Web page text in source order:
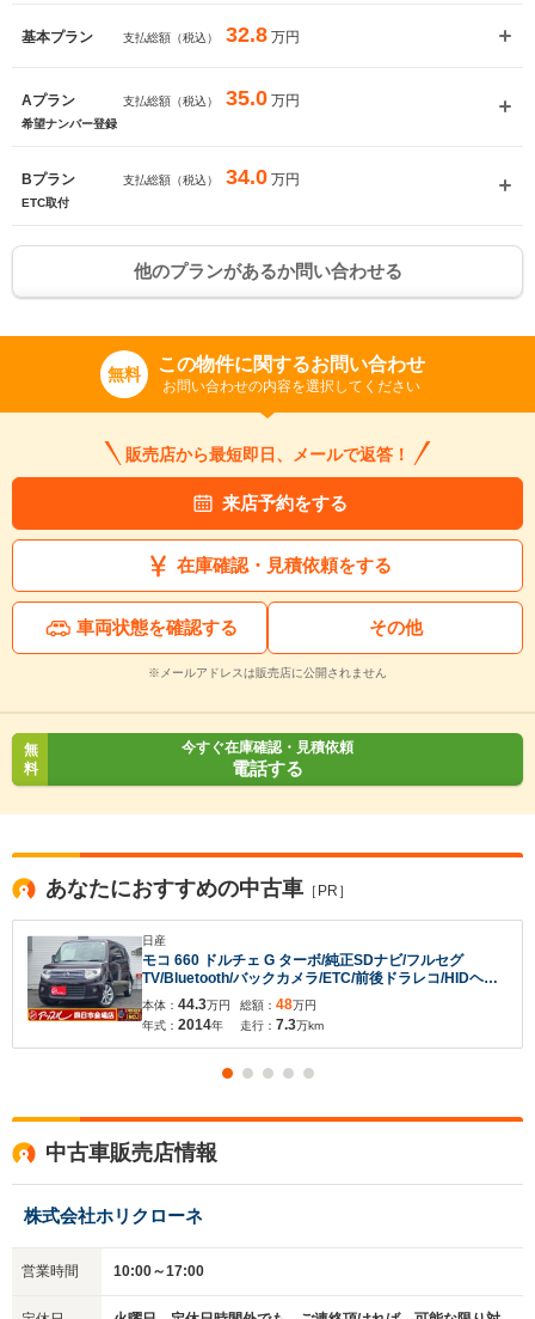
基本プラン 支払総額（税込） 32.8 万円
Aプラン 支払総額（税込） 35.0 万円
希望ナンバー登録
Bプラン 支払総額（税込） 34.0 万円
ETC取付
他のプランがあるか問い合わせる
無料 この物件に関するお問い合わせ
お問い合わせの内容を選択してください
販売店から最短即日、メールで返答！
来店予約をする
在庫確認・見積依頼をする
車両状態を確認する その他
※メールアドレスは販売店に公開されません
無
料
今すぐ在庫確認・見積依頼
電話する
あなたにおすすめの中古車 ［PR］
日産
モコ 660 ドルチェ G ターボ/純正SDナビ/フルセグ
TV/Bluetooth/バックカメラ/ETC/前後ドラレコ/HIDヘッ
ド/15インチアルミ/カヤバ足回り/リアフィルム貼り/スマ
ートキー
本体： 44.3万円
年式： 2014年
総額： 48万円
走行： 7.3万km
中古車販売店情報
株式会社ホリクローネ
営業時間 10:00～17:00